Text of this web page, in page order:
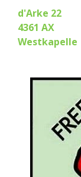
d'Arke 22
4361 AX
Westkapelle